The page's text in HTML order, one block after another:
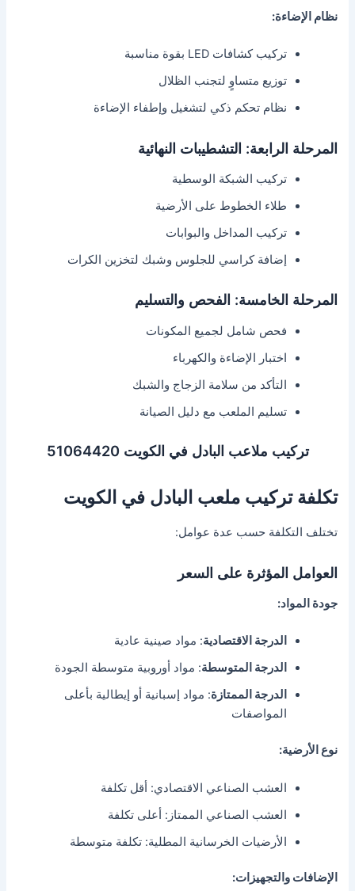
نظام الإضاءة:
تركيب كشافات LED بقوة مناسبة
توزيع متساوٍ لتجنب الظلال
نظام تحكم ذكي لتشغيل وإطفاء الإضاءة
المرحلة الرابعة: التشطيبات النهائية
تركيب الشبكة الوسطية
طلاء الخطوط على الأرضية
تركيب المداخل والبوابات
إضافة كراسي للجلوس وشبك لتخزين الكرات
المرحلة الخامسة: الفحص والتسليم
فحص شامل لجميع المكونات
اختبار الإضاءة والكهرباء
التأكد من سلامة الزجاج والشبك
تسليم الملعب مع دليل الصيانة
تركيب ملاعب البادل في الكويت 51064420
تكلفة تركيب ملعب البادل في الكويت
تختلف التكلفة حسب عدة عوامل:
العوامل المؤثرة على السعر
جودة المواد:
الدرجة الاقتصادية: مواد صينية عادية
الدرجة المتوسطة: مواد أوروبية متوسطة الجودة
الدرجة الممتازة: مواد إسبانية أو إيطالية بأعلى
المواصفات
نوع الأرضية:
العشب الصناعي الاقتصادي: أقل تكلفة
العشب الصناعي الممتاز: أعلى تكلفة
الأرضيات الخرسانية المطلية: تكلفة متوسطة
الإضافات والتجهيزات: